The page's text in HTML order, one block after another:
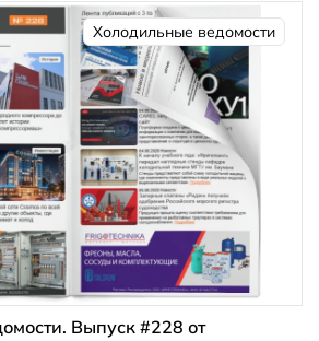
Холодильные ведомости
Выпуск #228 от